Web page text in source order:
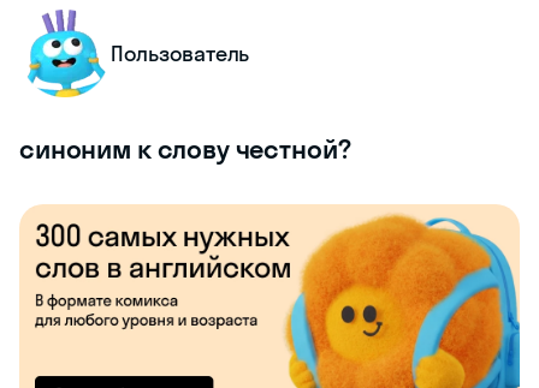
Пользователь
синоним к слову честной?